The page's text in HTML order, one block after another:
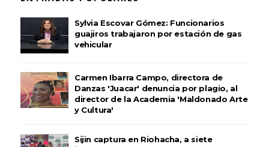
Sylvia Escovar Gómez: Funcionarios
guajiros trabajaron por estación de gas
vehicular
Carmen Ibarra Campo, directora de
Danzas 'Juacar' denuncia por plagio, al
director de la Academia 'Maldonado Arte
y Cultura'
Sijin captura en Riohacha, a siete